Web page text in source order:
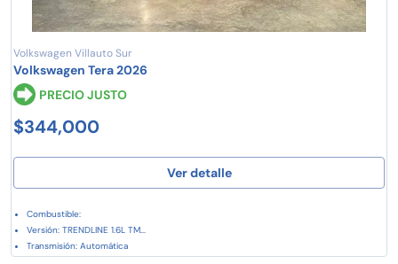
Volkswagen Villauto Sur
Volkswagen Tera 2026
PRECIO JUSTO
$344,000
Ver detalle
Combustible:
Versión: TRENDLINE 1.6L TM...
Transmisión: Automática